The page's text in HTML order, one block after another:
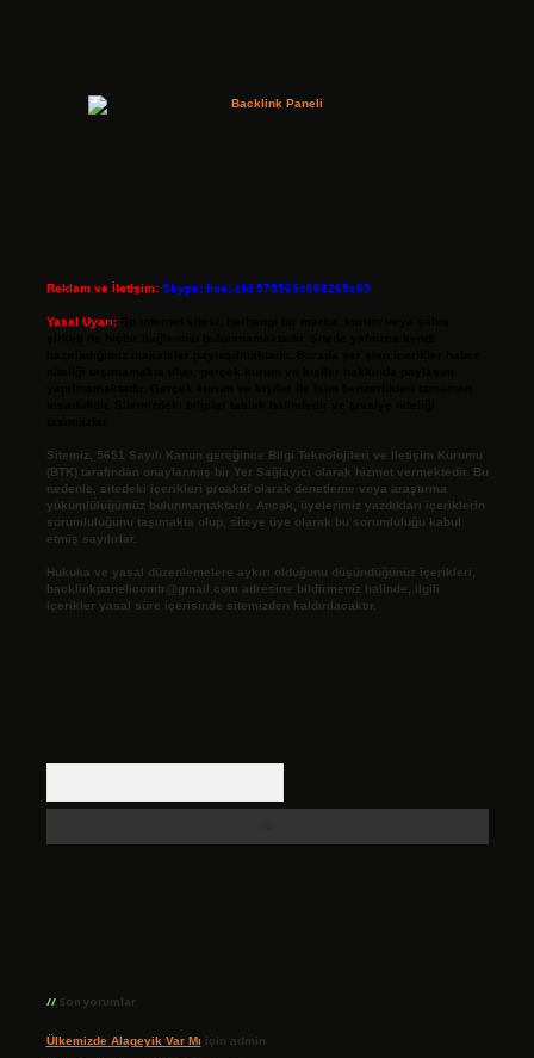
Reklam ve İletişim: Skype: live:.cid.575569c608265c69
Yasal Uyarı:
Sitemiz, 5651 Sayılı Kanun gereğince Bilgi Teknolojileri ve İletişim Kurumu
(BTK) tarafından onaylanmış bir Yer Sağlayıcı olarak hizmet vermektedir. Bu
nedenle, sitedeki içerikleri proaktif olarak denetleme veya araştırma
yükümlülüğümüz bulunmamaktadır. Ancak, üyelerimiz yazdıkları içeriklerin
sorumluluğunu taşımakta olup, siteye üye olarak bu sorumluluğu kabul
etmiş sayılırlar.
Hukuka ve yasal düzenlemelere aykırı olduğunu düşündüğünüz içerikleri,
backlinkpanelicomtr@gmail.com adresine bildirmeniz halinde, ilgili
içerikler yasal süre içerisinde sitemizden kaldırılacaktır.
Son yorumlar
Ülkemizde Alageyik Var Mı için admin